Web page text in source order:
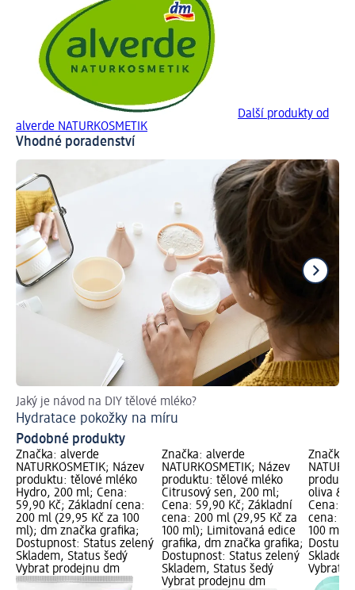
Další produkty od
alverde NATURKOSMETIK
Vhodné poradenství
Jaký je návod na DIY tělové mléko?
Hydratace pokožky na míru
Podobné produkty
Značka: alverde
NATURKOSMETIK; Název
produktu: tělové mléko
Hydro, 200 ml; Cena:
59,90 Kč; Základní cena:
200 ml (29,95 Kč za 100
ml); dm značka grafika;
Dostupnost: Status zelený
Skladem, Status šedý
Vybrat prodejnu dm
Značka: alverde
NATURKOSMETIK; Název
produktu: tělové mléko
Citrusový sen, 200 ml;
Cena: 59,90 Kč; Základní
cena: 200 ml (29,95 Kč za
100 ml); Limitovaná edice
grafika, dm značka grafika;
Dostupnost: Status zelený
Skladem, Status šedý
Vybrat prodejnu dm
Značka:
oliva &
Cena:
cena:
100 ml);
Vybrat